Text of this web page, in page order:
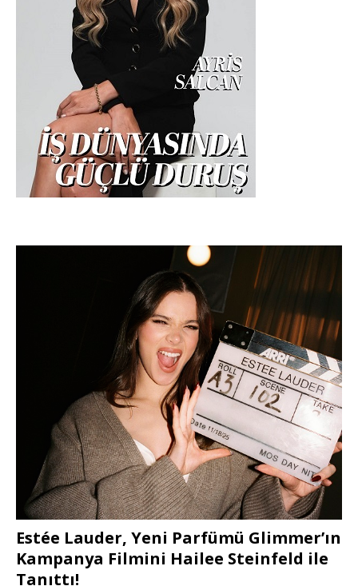
Estée Lauder, Yeni Parfümü Glimmer’ın
Kampanya Filmini Hailee Steinfeld ile
Tanıttı!